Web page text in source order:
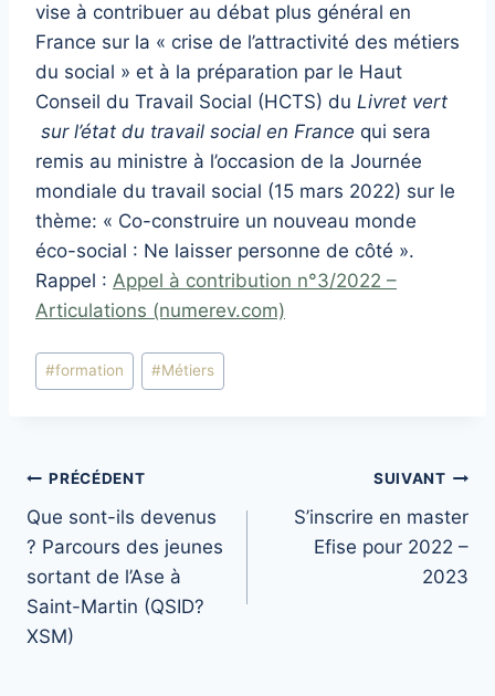
vise à contribuer au débat plus général en
France sur la « crise de l’attractivité des métiers
du social » et à la préparation par le Haut
Conseil du Travail Social (HCTS) du Livret vert
sur l’état du travail social en France qui sera
remis au ministre à l’occasion de la Journée
mondiale du travail social (15 mars 2022) sur le
thème: « Co-construire un nouveau monde
éco-social : Ne laisser personne de côté ».
Rappel : Appel à contribution n°3/2022 –
Articulations (numerev.com)
Étiquettes
de
#formation #Métiers
Navigation
de
l’article
PRÉCÉDENT
Que sont-ils devenus
? Parcours des jeunes
sortant de l’Ase à
Saint-Martin (QSID?
XSM)
SUIVANT
S’inscrire en master
Efise pour 2022 –
2023